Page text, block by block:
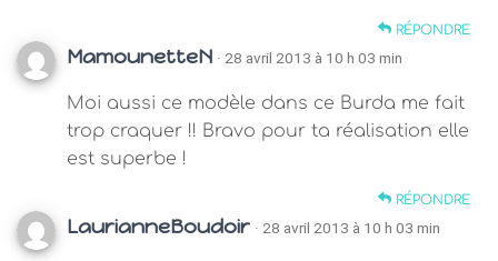
RÉPONDRE
MamounetteN · 28 avril 2013 à 10 h 03 min
Moi aussi ce modèle dans ce Burda me fait
trop craquer !! Bravo pour ta réalisation elle
est superbe !
RÉPONDRE
LaurianneBoudoir · 28 avril 2013 à 10 h 03 min